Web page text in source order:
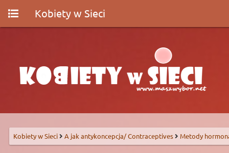
Kobiety w Sieci
Kobiety w Sieci A jak antykoncepcja/ Contraceptives Metody